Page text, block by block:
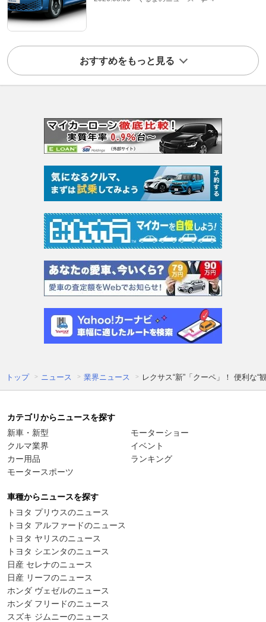
おすすめをもっと見る
トップ ニュース 業界ニュース レクサス“新”「クーペ」！ 便利な
カテゴリからニュースを探す
新車・新型
クルマ業界
カー用品
モータースポーツ
モーターショー
イベント
ランキング
車種からニュースを探す
トヨタ プリウスのニュース
トヨタ アルファードのニュース
トヨタ ヤリスのニュース
トヨタ シエンタのニュース
日産 セレナのニュース
日産 リーフのニュース
ホンダ ヴェゼルのニュース
ホンダ フリードのニュース
スズキ ジムニーのニュース